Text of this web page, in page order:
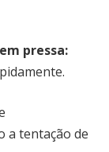
pressa:
a tentação de